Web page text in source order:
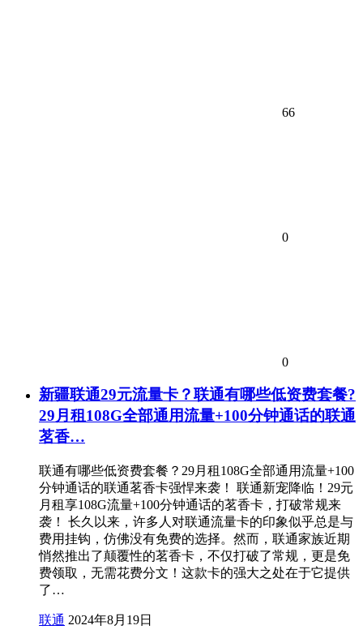
66
0
0
新疆联通29元流量卡？联通有哪些低资费套餐?
29月租108G全部通用流量+100分钟通话的联通
茗香…
联通有哪些低资费套餐？29月租108G全部通用流量+100
分钟通话的联通茗香卡强悍来袭！ 联通新宠降临！29元
月租享108G流量+100分钟通话的茗香卡，打破常规来
袭！ 长久以来，许多人对联通流量卡的印象似乎总是与
费用挂钩，仿佛没有免费的选择。然而，联通家族近期
悄然推出了颠覆性的茗香卡，不仅打破了常规，更是免
费领取，无需花费分文！这款卡的强大之处在于它提供
了…
联通 2024年8月19日